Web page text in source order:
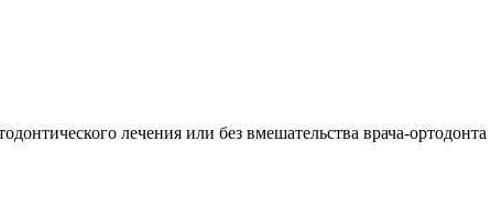
лечения или без вмешательства врача-ортодонта